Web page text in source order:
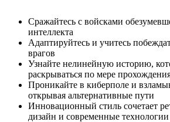
Сражайтесь с войсками
интеллекта
Адаптируйтесь и учитесь
врагов
Узнайте нелинейную историю,
раскрываться по мере
Проникайте в киберполе и
открывая альтернативные пути
Инновационный стиль сочетает
дизайн и современные технологии